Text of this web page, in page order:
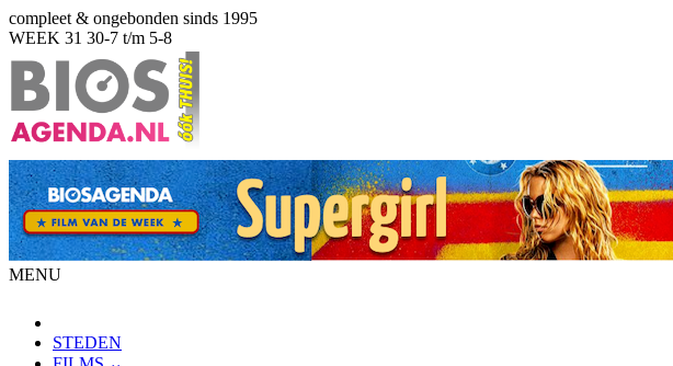
compleet & ongebonden sinds 1995
WEEK 31 30-7 t/m 5-8
MENU
STEDEN